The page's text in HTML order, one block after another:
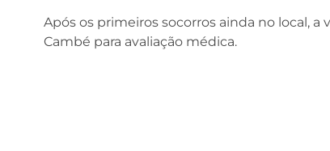
Após os primeiros socorros ainda no local,
Cambé para avaliação médica.